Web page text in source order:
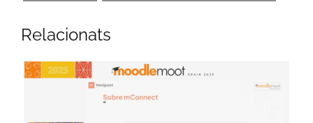
Relacionats